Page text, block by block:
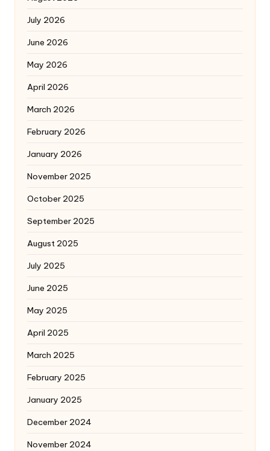
July 2026
June 2026
May 2026
April 2026
March 2026
February 2026
January 2026
November 2025
October 2025
September 2025
August 2025
July 2025
June 2025
May 2025
April 2025
March 2025
February 2025
January 2025
December 2024
November 2024